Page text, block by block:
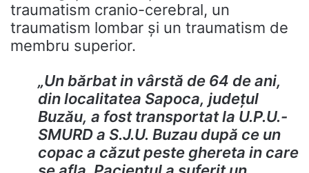
traumatism cranio-cerebral, un
traumatism lombar și un traumatism de
membru superior.
„Un bărbat in vârstă de 64 de ani,
din localitatea Sapoca, județul
Buzău, a fost transportat la U.P.U.-
SMURD a S.J.U. Buzau după ce un
copac a căzut peste ghereta in care